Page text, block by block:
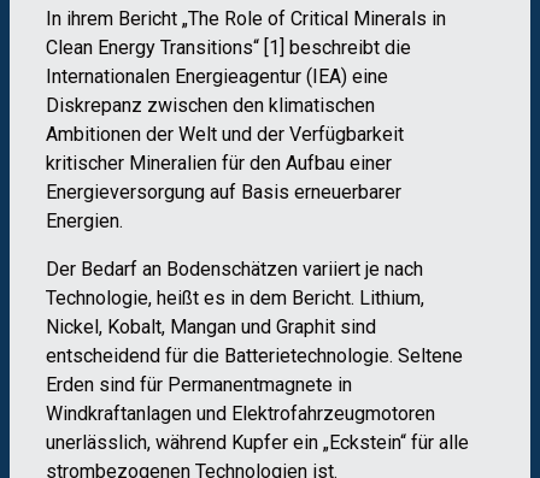
In ihrem Bericht „The Role of Critical Minerals in
Clean Energy Transitions“ [1] beschreibt die
Internationalen Energieagentur (IEA) eine
Diskrepanz zwischen den klimatischen
Ambitionen der Welt und der Verfügbarkeit
kritischer Mineralien für den Aufbau einer
Energieversorgung auf Basis erneuerbarer
Energien.
Der Bedarf an Bodenschätzen variiert je nach
Technologie, heißt es in dem Bericht. Lithium,
Nickel, Kobalt, Mangan und Graphit sind
entscheidend für die Batterietechnologie. Seltene
Erden sind für Permanentmagnete in
Windkraftanlagen und Elektrofahrzeugmotoren
unerlässlich, während Kupfer ein „Eckstein“ für alle
strombezogenen Technologien ist.